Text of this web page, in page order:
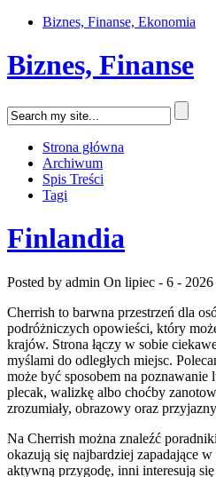
Biznes, Finanse, Ekonomia
Biznes, Finanse
Strona główna
Archiwum
Spis Treści
Tagi
Finlandia
Posted by admin On lipiec - 6 - 2026
Cherrish to barwna przestrzeń dla
podróżniczych opowieści, który
krajów. Strona łączy w sobie
myślami do odległych miejsc.
może być sposobem na
plecak, walizkę albo choćby
zrozumiały, obrazowy oraz
Na Cherrish można znaleźć
okazują się najbardziej zapadające
aktywną przygodę, inni interesują